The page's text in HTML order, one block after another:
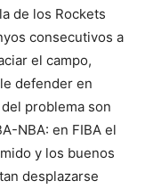
de los Rockets
consecutivos a
el campo,
defender en
problema son
NBA: en FIBA el
y los buenos
desplazarse